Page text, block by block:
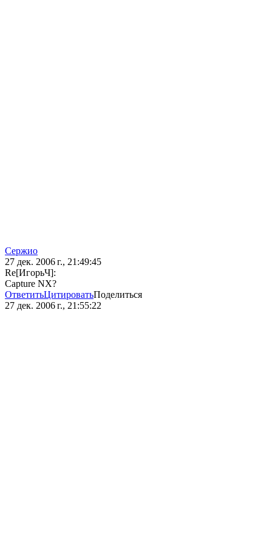
Сержио
27 дек. 2006 г., 21:49:45
Re[ИгорьЧ]:
Capture NX?
ОтветитьЦитироватьПоделиться
27 дек. 2006 г., 21:55:22